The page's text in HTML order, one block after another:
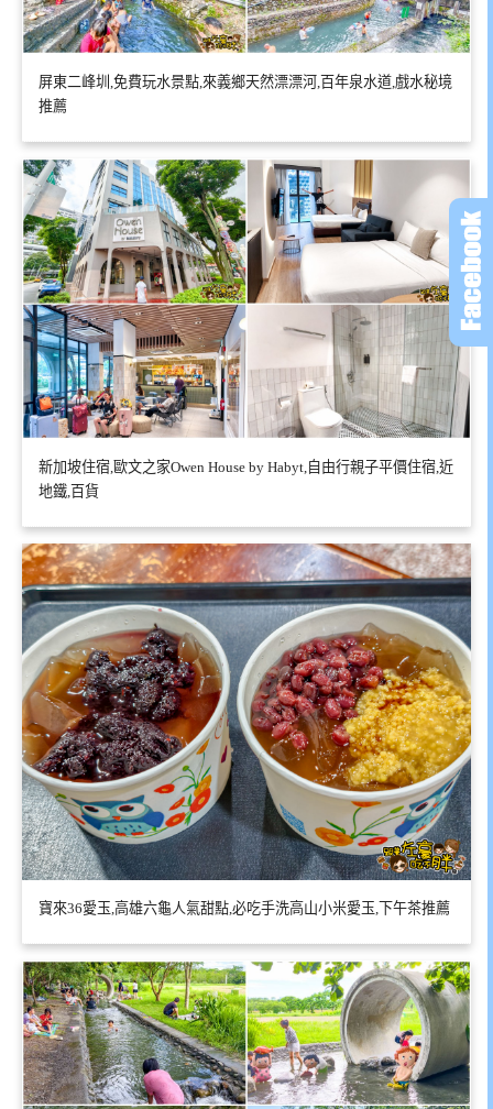
屏東二峰圳,免費玩水景點,來義鄉天然漂漂河,百年泉水道,戲水秘境
推薦
新加坡住宿,歐文之家Owen House by Habyt,自由行親子平價住宿,近
地鐵,百貨
寶來36愛玉,高雄六龜人氣甜點,必吃手洗高山小米愛玉,下午茶推薦